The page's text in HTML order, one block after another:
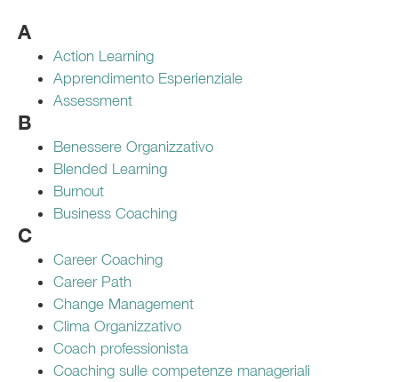
A
Action Learning
Apprendimento Esperienziale
Assessment
B
Benessere Organizzativo
Blended Learning
Burnout
Business Coaching
C
Career Coaching
Career Path
Change Management
Clima Organizzativo
Coach professionista
Coaching sulle competenze manageriali